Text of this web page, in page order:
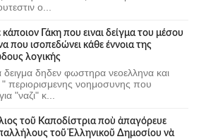
ο...
Γάκη που ειναι δείγμα του μέσου
που ισοπεδώνει κάθε έννοια της
λογικής
δειγμα δηδεν φωστηρα νεοελληνα και
" περιορισμενης νοημοσυνης που
"ναζι" κ...
τοῦ Καποδίστρια ποὺ ἀπαγόρευε
τοῦ Ἑλληνικοῦ Δημοσίου νὰ